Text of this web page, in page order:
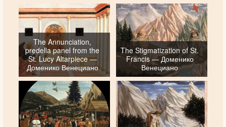
The Annunciation,
predella panel from the
St. Lucy Altarpiece —
Доменико Венециано
The Stigmatization of St.
Francis — Доменико
Венециано